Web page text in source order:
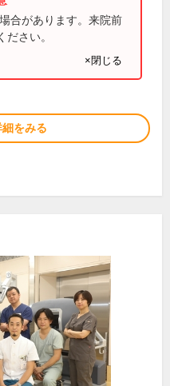
合があります。来院前
さい。
×閉じる
をみる